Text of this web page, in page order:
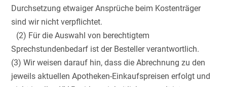
Durchsetzung etwaiger Ansprüche beim Kostenträger
sind wir nicht verpflichtet.
(2) Für die Auswahl von berechtigtem
Sprechstundenbedarf ist der Besteller verantwortlich.
(3) Wir weisen darauf hin, dass die Abrechnung zu den
jeweils aktuellen Apotheken-Einkaufspreisen erfolgt und